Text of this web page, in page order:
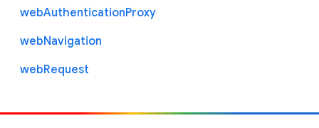
webAuthenticationProxy
webNavigation
webRequest